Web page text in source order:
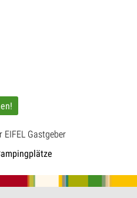
EIFEL Gastgeber